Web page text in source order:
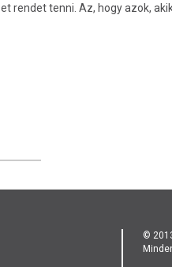
rendet tenni. Az, hogy azok,
©